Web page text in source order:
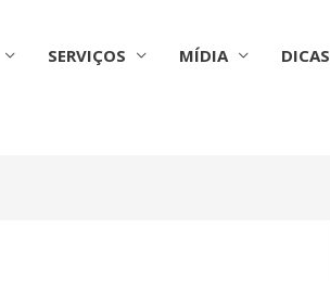
SERVIÇOS MÍDIA DICAS